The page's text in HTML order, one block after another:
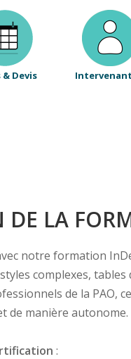
Devis
DE LA
notre formation
complexes,
de la PAO,
de manière autonome.
: